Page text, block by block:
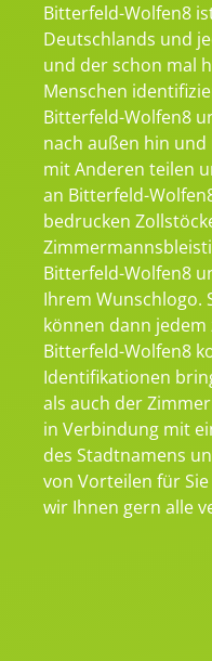
Bitterfeld-Wolfen8
Deutschlands und
und der schon mal
Menschen
Bitterfeld-Wolfen8
nach außen hin
mit Anderen teilen
an Bitterfeld-
bedrucken
Bitterfeld-Wolfen8
Ihrem Wunschlogo.
können dann jedem
Bitterfeld-Wolfen8
Identifikationen
als auch der
in Verbindung mit
des Stadtnamens
von Vorteilen für
wir Ihnen gern alle